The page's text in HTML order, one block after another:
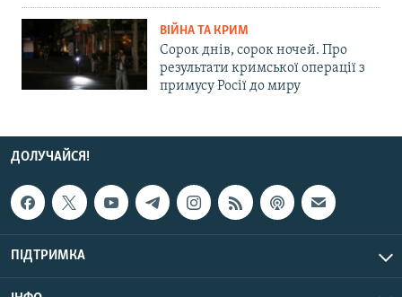
ВІЙНА ТА КРИМ
Сорок днів, сорок ночей. Про
результати кримської операції з
примусу Росії до миру
ДОЛУЧАЙСЯ!
ПІДТРИМКА